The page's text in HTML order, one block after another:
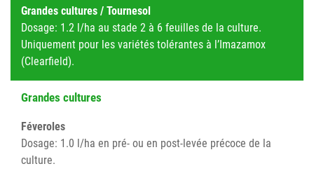
Grandes cultures / Tournesol
Dosage: 1.2 l/ha au stade 2 à 6 feuilles de la culture.
Uniquement pour les variétés tolérantes à l’Imazamox
(Clearfield).
Grandes cultures
Féveroles
Dosage: 1.0 l/ha en pré- ou en post-levée précoce de la
culture.